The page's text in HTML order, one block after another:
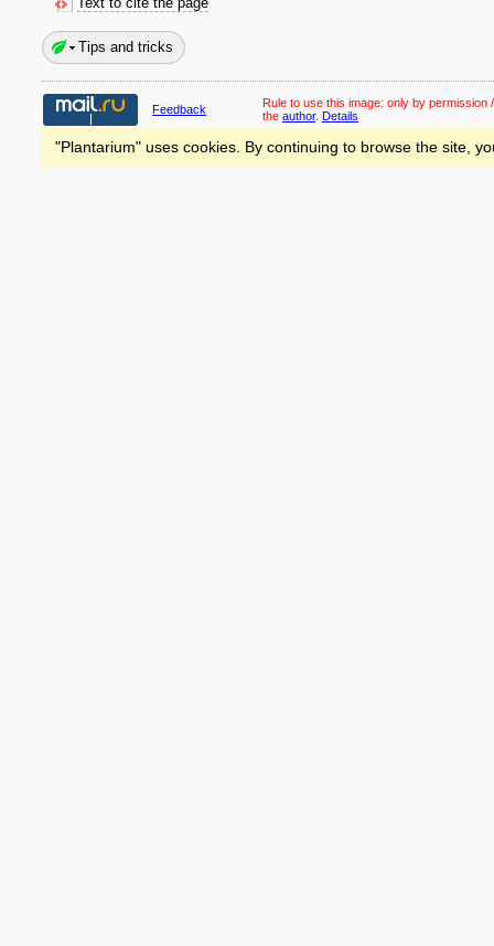
Text to cite the page
Tips and tricks
Feedback Rule to use this image: only by permission
the author. Details
"Plantarium" uses cookies. By continuing to browse the site,